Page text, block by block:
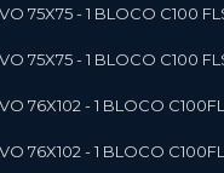
75X75 - 1 BLOCO C100
75X75 - 1 BLOCO C100
76X102 - 1 BLOCO
76X102 - 1 BLOCO